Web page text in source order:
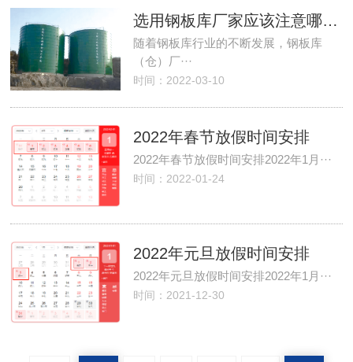
选用钢板库厂家应该注意哪些问题？
随着钢板库行业的不断发展，钢板库
（仓）厂···
时间：2022-03-10
2022年春节放假时间安排
2022年春节放假时间安排2022年1月···
时间：2022-01-24
2022年元旦放假时间安排
2022年元旦放假时间安排2022年1月···
时间：2021-12-30